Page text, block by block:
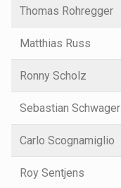
Thomas Rohregger
Matthias Russ
Ronny Scholz
Sebastian Schwager
Carlo Scognamiglio
Roy Sentjens